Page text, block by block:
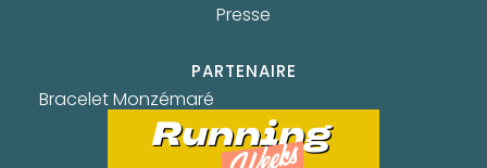
Presse
PARTENAIRE
Bracelet Monzémaré